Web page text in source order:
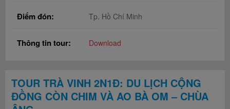
Điểm đón: Tp. Hồ Chí Minh
Thông tin tour: Download
TOUR TRÀ VINH 2N1Đ: DU LỊCH CỘNG
ĐỒNG CÒN CHIM VÀ AO BÀ OM – CHÙA